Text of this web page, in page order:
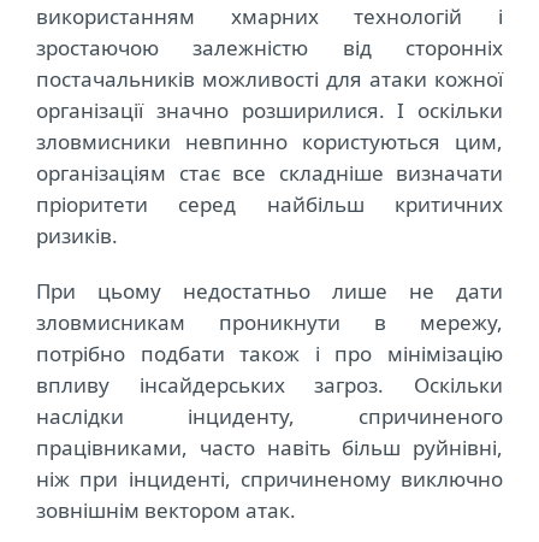
використанням хмарних технологій і
зростаючою залежністю від сторонніх
постачальників можливості для атаки кожної
організації значно розширилися. І оскільки
зловмисники невпинно користуються цим,
організаціям стає все складніше визначати
пріоритети серед найбільш критичних
ризиків.
При цьому недостатньо лише не дати
зловмисникам проникнути в мережу,
потрібно подбати також і про мінімізацію
впливу інсайдерських загроз. Оскільки
наслідки інциденту, спричиненого
працівниками, часто навіть більш руйнівні,
ніж при інциденті, спричиненому виключно
зовнішнім вектором атак.